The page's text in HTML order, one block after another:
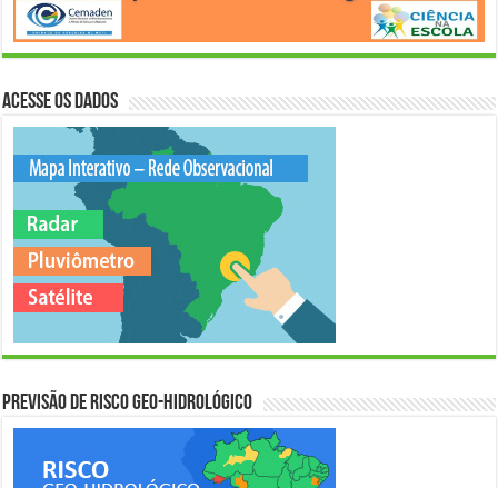
Acesse os Dados
Previsão de Risco Geo-Hidrológico